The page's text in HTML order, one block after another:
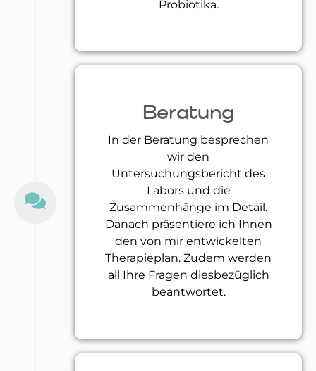
Probiotika.
Beratung
In der Beratung besprechen
wir den
Untersuchungsbericht des
Labors und die
Zusammenhänge im Detail.
Danach präsentiere ich Ihnen
den von mir entwickelten
Therapieplan. Zudem werden
all Ihre Fragen diesbezüglich
beantwortet.